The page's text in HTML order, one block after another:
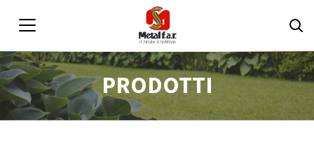
IT EN
PRODOTTI